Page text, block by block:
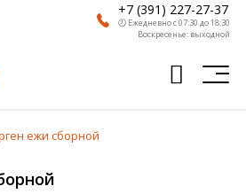
+7 (391) 227-27-37
🕗 Ежедневно с 07:30 до 18:30
Воскресенье: выходной
ежи сборной